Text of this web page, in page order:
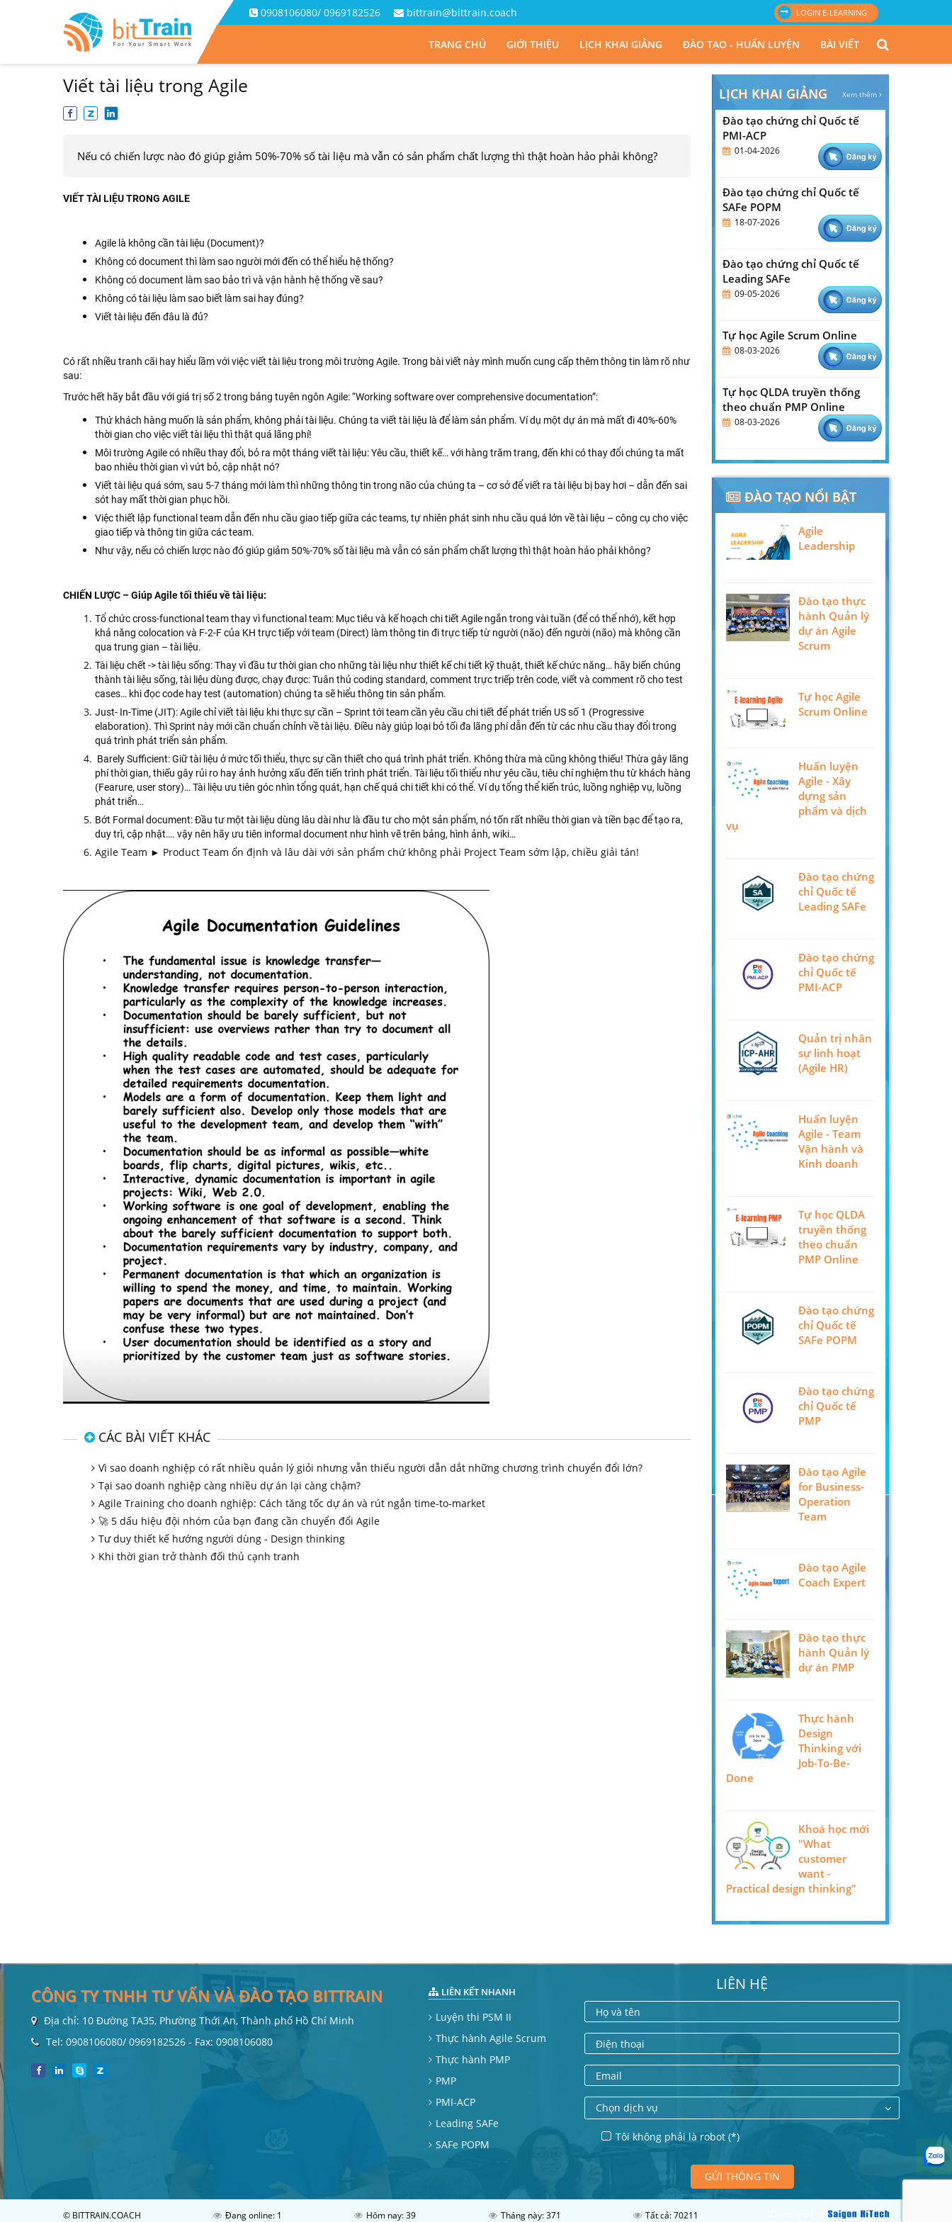
0908106080/ 0969182526 bittrain@bittrain.coach LOGIN E-LEARNING
TRANG CHỦ GIỚI THIỆU LỊCH KHAI GIẢNG ĐÀO TẠO - HUẤN LUYỆN BÀI VIẾT
Viết tài liệu trong Agile
Nếu có chiến lược nào đó giúp giảm 50%-70% số tài liệu mà vẫn có sản phẩm chất lượng thì thật hoàn hảo phải không?
VIẾT TÀI LIỆU TRONG AGILE
Agile là không cần tài liệu (Document)?
Không có document thì làm sao người mới đến có thể hiểu hệ thống?
Không có document làm sao bảo trì và vận hành hệ thống về sau?
Không có tài liệu làm sao biết làm sai hay đúng?
Viết tài liệu đến đâu là đủ?
Có rất nhiều tranh cãi hay hiểu lầm với việc viết tài liệu trong môi trường Agile. Trong bài viết này mình muốn cung cấp thêm thông tin làm rõ như
sau:
Trước hết hãy bắt đầu với giá trị số 2 trong bảng tuyên ngôn Agile: “Working software over comprehensive documentation”:
Thứ khách hàng muốn là sản phẩm, không phải tài liệu. Chúng ta viết tài liệu là để làm sản phẩm. Ví dụ một dự án mà mất đi 40%-60%
thời gian cho việc viết tài liệu thì thật quá lãng phí!
Môi trường Agile có nhiều thay đổi, bỏ ra một tháng viết tài liệu: Yêu cầu, thiết kế… với hàng trăm trang, đến khi có thay đổi chúng ta mất
bao nhiêu thời gian vì vứt bỏ, cập nhật nó?
Viết tài liệu quá sớm, sau 5-7 tháng mới làm thì những thông tin trong não của chúng ta – cơ sở để viết ra tài liệu bị bay hơi – dẫn đến sai
sót hay mất thời gian phục hồi.
Việc thiết lập functional team dẫn đến nhu cầu giao tiếp giữa các teams, tự nhiên phát sinh nhu cầu quá lớn về tài liệu – công cụ cho việc
giao tiếp và thông tin giữa các team.
Như vậy, nếu có chiến lược nào đó giúp giảm 50%-70% số tài liệu mà vẫn có sản phẩm chất lượng thì thật hoàn hảo phải không?
CHIẾN LƯỢC – Giúp Agile tối thiểu về tài liệu:
Tổ chức cross-functional team thay vì functional team: Mục tiêu và kế hoạch chi tiết Agile ngắn trong vài tuần (để có thể nhớ), kết hợp
khả năng colocation và F-2-F của KH trực tiếp với team (Direct) làm thông tin đi trực tiếp từ người (não) đến người (não) mà không cần
qua trung gian – tài liệu.
Tài liệu chết -> tài liệu sống: Thay vì đầu tư thời gian cho những tài liệu như thiết kế chi tiết kỹ thuật, thiết kế chức năng… hãy biến chúng
thành tài liệu sống, tài liệu dùng được, chạy được: Tuân thủ coding standard, comment trực triếp trên code, viết và comment rõ cho test
cases… khi đọc code hay test (automation) chúng ta sẽ hiểu thông tin sản phẩm.
Just- In-Time (JIT): Agile chỉ viết tài liệu khi thực sự cần – Sprint tới team cần yêu cầu chi tiết để phát triển US số 1 (Progressive
elaboration). Thì Sprint này mới cần chuẩn chỉnh về tài liệu. Điều này giúp loại bỏ tối đa lãng phí dẫn đến từ các nhu cầu thay đổi trong
quá trình phát triển sản phẩm.
Barely Sufficient: Giữ tài liệu ở mức tối thiểu, thực sự cần thiết cho quá trình phát triển. Không thừa mà cũng không thiếu! Thừa gây lãng
phí thời gian, thiếu gây rủi ro hay ảnh hưởng xấu đến tiến trình phát triển. Tài liệu tối thiểu như yêu cầu, tiêu chí nghiệm thu từ khách hàng
(Fearure, user story)… Tài liệu ưu tiên góc nhìn tổng quát, hạn chế quá chi tiết khi có thể. Ví dụ tổng thể kiến trúc, luồng nghiệp vụ, luồng
phát triển…
Bớt Formal document: Đầu tư một tài liệu dùng lâu dài như là đầu tư cho một sản phẩm, nó tốn rất nhiều thời gian và tiền bạc để tạo ra,
duy trì, cập nhật…. vậy nên hãy ưu tiên informal document như hình vẽ trên bảng, hình ảnh, wiki…
Agile Team ► Product Team ổn định và lâu dài với sản phẩm chứ không phải Project Team sớm lập, chiều giải tán!
CÁC BÀI VIẾT KHÁC
Vì sao doanh nghiệp có rất nhiều quản lý giỏi nhưng vẫn thiếu người dẫn dắt những chương trình chuyển đổi lớn?
Tại sao doanh nghiệp càng nhiều dự án lại càng chậm?
Agile Training cho doanh nghiệp: Cách tăng tốc dự án và rút ngắn time-to-market
🚀 5 dấu hiệu đội nhóm của bạn đang cần chuyển đổi Agile
Tư duy thiết kế hướng người dùng - Design thinking
Khi thời gian trở thành đối thủ cạnh tranh
LỊCH KHAI GIẢNG Xem thêm
Đào tạo chứng chỉ Quốc tế
PMI-ACP
01-04-2026
Đào tạo chứng chỉ Quốc tế
SAFe POPM
18-07-2026
Đào tạo chứng chỉ Quốc tế
Leading SAFe
09-05-2026
Tự học Agile Scrum Online
08-03-2026
Tự học QLDA truyền thống
theo chuẩn PMP Online
08-03-2026
ĐÀO TẠO NỔI BẬT
Agile
Leadership
Đào tạo thực
hành Quản lý
dự án Agile
Scrum
Tự học Agile
Scrum Online
Huấn luyện
Agile - Xây
dựng sản
phẩm và dịch
vụ
Đào tạo chứng
chỉ Quốc tế
Leading SAFe
Đào tạo chứng
chỉ Quốc tế
PMI-ACP
Quản trị nhân
sự linh hoạt
(Agile HR)
Huấn luyện
Agile - Team
Vận hành và
Kinh doanh
Tự học QLDA
truyền thống
theo chuẩn
PMP Online
Đào tạo chứng
chỉ Quốc tế
SAFe POPM
Đào tạo chứng
chỉ Quốc tế
PMP
Đào tạo Agile
for Business-
Operation
Team
Đào tạo Agile
Coach Expert
Đào tạo thực
hành Quản lý
dự án PMP
Thực hành
Design
Thinking với
Job-To-Be-
Done
Khoá học mới
"What
customer
want -
Practical design thinking"
CÔNG TY TNHH TƯ VẤN VÀ ĐÀO TẠO BITTRAIN
Địa chỉ: 10 Đường TA35, Phường Thới An, Thành phố Hồ Chí Minh
Tel: 0908106080/ 0969182526 - Fax: 0908106080
LIÊN KẾT NHANH
Luyện thi PSM II
Thực hành Agile Scrum
Thực hành PMP
PMP
PMI-ACP
Leading SAFe
SAFe POPM
LIÊN HỆ
Họ và tên
Điện thoại
Email
Chọn dịch vụ
Tôi không phải là robot (*)
GỬI THÔNG TIN
© BITTRAIN.COACH Đang online: 1 Hôm nay: 39 Tháng này: 371 Tất cả: 70211